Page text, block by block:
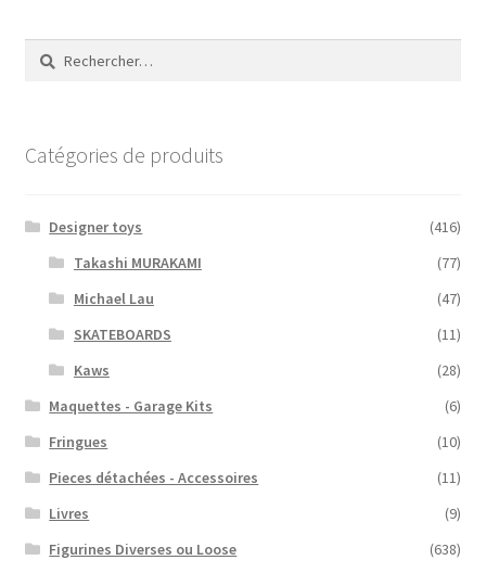
Rechercher :
Catégories de produits
Designer toys
(416)
Takashi MURAKAMI
(77)
Michael Lau
(47)
SKATEBOARDS
(11)
Kaws
(28)
Maquettes - Garage Kits
(6)
Fringues
(10)
Pieces détachées - Accessoires
(11)
Livres
(9)
Figurines Diverses ou Loose
(638)